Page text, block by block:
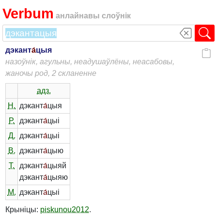
Verbum анлайнавы слоўнік
дэканта́цыя
назоўнік, агульны, неадушаўлёны, неасабовы,
жаночы род, 2 скланенне
адз.
Н. дэканта́цыя
Р.
дэканта́цыі
Д. дэканта́цыі
В. дэканта́цыю
Т.
дэканта́цыяй
дэканта́цыяю
М. дэканта́цыі
Крыніцы: piskunou2012.